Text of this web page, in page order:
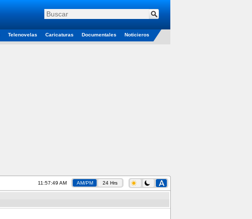
Telenovelas Caricaturas Documentales Noticieros
11:57:50 AM AM/PM 24 Hrs